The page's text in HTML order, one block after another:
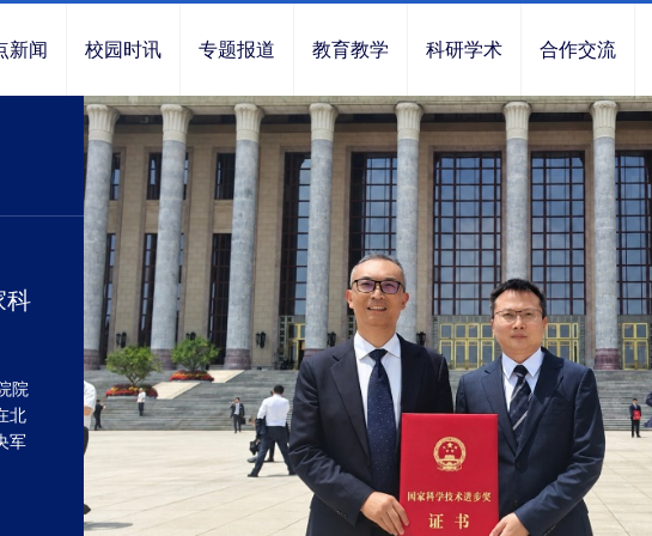
新闻 校园时讯 专题报道 教育教学 科研学术 合作交流
科
院
北
军